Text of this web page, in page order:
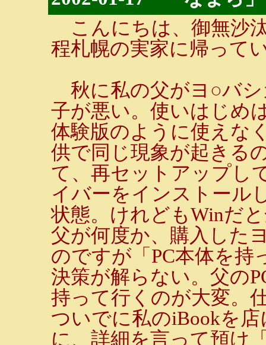
こんにちは、御無沙
程札幌の実家に帰って
秋に私の父がヨ○バシ
子が悪い。使いはじめ
体験版のように使えな
供で同じ現象が起きる
て、再セットアップし
イバーをインストール
状態。けれどもWinだ
父が何度か、購入した
のですが「PC本体を持
決策が解らない。父の
持って行くのが大変。
ついでに私のiBookを
に、詳細を言って預け